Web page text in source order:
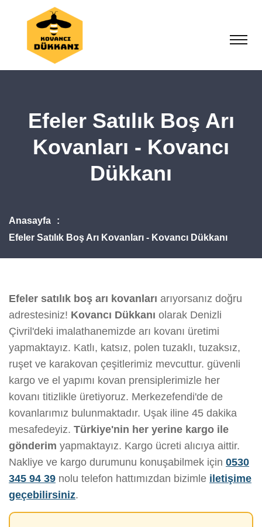
Efeler Satılık Boş Arı
Kovanları - Kovancı
Dükkanı
Anasayfa
Efeler Satılık Boş Arı Kovanları - Kovancı Dükkanı
Efeler satılık boş arı kovanları arıyorsanız doğru
adrestesiniz! Kovancı Dükkanı olarak Denizli
Çivril'deki imalathanemizde arı kovanı üretimi
yapmaktayız. Katlı, katsız, polen tuzaklı, tuzaksız,
ruşet ve karakovan çeşitlerimiz mevcuttur. güvenli
kargo ve el yapımı kovan prensiplerimizle her
kovanı titizlikle üretiyoruz. Merkezefendi'de de
kovanlarımız bulunmaktadır. Uşak iline 45 dakika
mesafedeyiz. Türkiye'nin her yerine kargo ile
gönderim yapmaktayız. Kargo ücreti alıcıya aittir.
Nakliye ve kargo durumunu konuşabilmek için 0530
345 94 39 nolu telefon hattımızdan bizimle iletişime
geçebilirsiniz.